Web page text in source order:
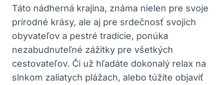
Táto nádherná krajina, známa nielen pre svoje
prírodné krásy, ale aj pre srdečnosť svojich
obyvateľov a pestré tradície, ponúka
nezabudnuteľné zážitky pre všetkých
cestovateľov. Či už hľadáte dokonalý relax na
slnkom zaliatych plážach, alebo túžite objaviť